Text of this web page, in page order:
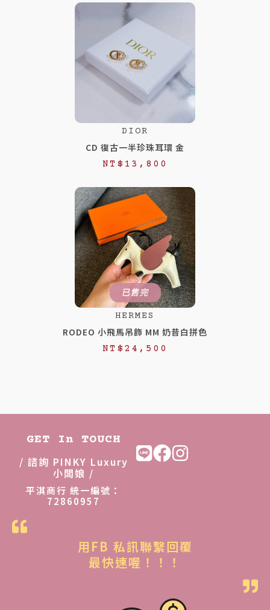
DIOR
CD 復古一半珍珠耳環 金
NT$ 13,800
已售完
HERMES
RODEO 小飛馬吊飾 MM 奶昔白拼色
NT$ 24,500
GET In TOUCH
/ 諮詢 PINKY Luxury
小闆娘 /
平淇商行 統一編號：
72860957
用FB 私訊聯繫回覆
最快速喔！！！